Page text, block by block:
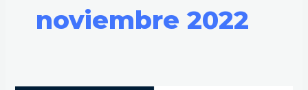
noviembre 2022